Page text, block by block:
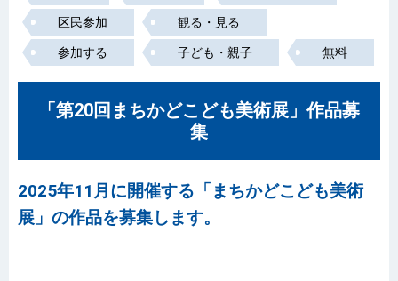
区民参加 観る・見る
参加する 子ども・親子 無料
「第20回まちかどこども美術展」作品募
集
2025年11月に開催する「まちかどこども美術
展」の作品を募集します。